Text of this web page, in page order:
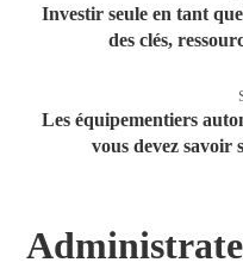
Investir seule en tant
des clés,
Les équipementiers
vous devez savoir